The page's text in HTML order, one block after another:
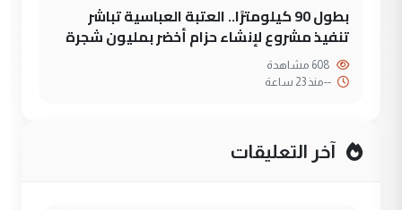
بطول 90 كيلومترًا.. العتبة العباسية تباشر
تنفيذ مشروع لإنشاء حزام أخضر بمليون شجرة
--منذ 23 ساعة
آخر التعليقات